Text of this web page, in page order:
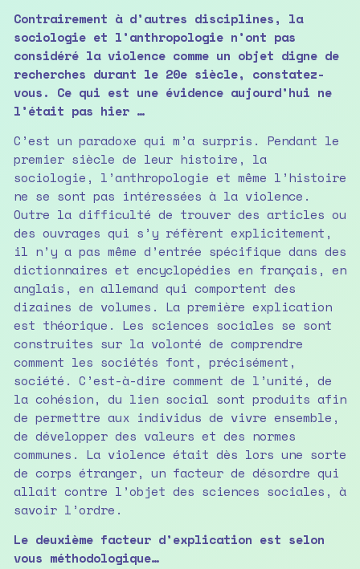
Contrairement à d’autres disciplines, la
sociologie et l’anthropologie n’ont pas
considéré la violence comme un objet digne de
recherches durant le 20e siècle, constatez-
vous. Ce qui est une évidence aujourd’hui ne
l’était pas hier …
C’est un paradoxe qui m’a surpris. Pendant le
premier siècle de leur histoire, la
sociologie, l’anthropologie et même l’histoire
ne se sont pas intéressées à la violence.
Outre la difficulté de trouver des articles ou
des ouvrages qui s’y réfèrent explicitement,
il n’y a pas même d’entrée spécifique dans des
dictionnaires et encyclopédies en français, en
anglais, en allemand qui comportent des
dizaines de volumes. La première explication
est théorique. Les sciences sociales se sont
construites sur la volonté de comprendre
comment les sociétés font, précisément,
société. C’est-à-dire comment de l’unité, de
la cohésion, du lien social sont produits afin
de permettre aux individus de vivre ensemble,
de développer des valeurs et des normes
communes. La violence était dès lors une sorte
de corps étranger, un facteur de désordre qui
allait contre l’objet des sciences sociales, à
savoir l’ordre.
Le deuxième facteur d’explication est selon
vous méthodologique…